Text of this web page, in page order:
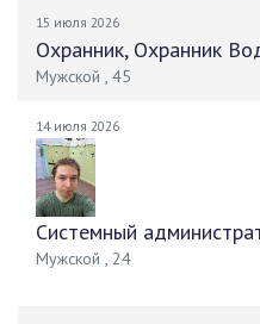
15 июля 2026
Охранник, Охранник
Мужской , 45
14 июля 2026
Системный
Мужской , 24